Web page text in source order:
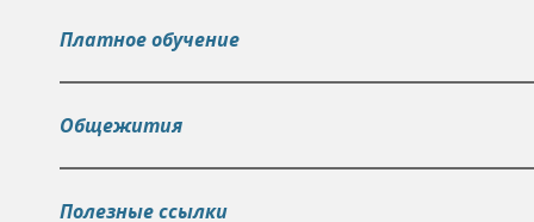
ь
Платное обучение
Общежития
Полезные ссылки